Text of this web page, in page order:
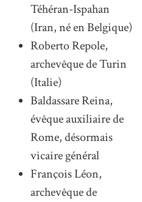
Téhéran-Ispahan
(Iran, né en Belgique)
Roberto Repole,
archevêque de Turin
(Italie)
Baldassare Reina,
évêque auxiliaire de
Rome, désormais
vicaire général
François Léon,
archevêque de